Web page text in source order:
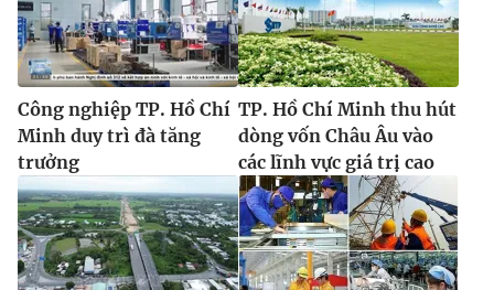
Công nghiệp TP. Hồ Chí
Minh duy trì đà tăng
trưởng
TP. Hồ Chí Minh thu hút
dòng vốn Châu Âu vào
các lĩnh vực giá trị cao